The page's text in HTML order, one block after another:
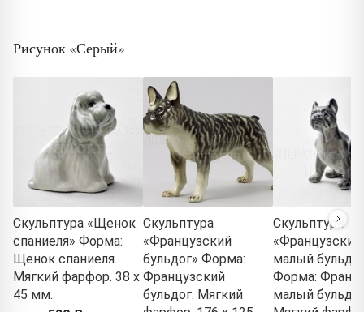
Рисунок «Серый»
Скульптура «Щенок
спаниеля» Форма:
Щенок спаниеля.
Мягкий фарфор. 38 x
45 мм.
Скульптура
«Французский
бульдог» Форма:
Французский
бульдог. Мягкий
Скульптура
«Французский
малый
Форма:
малый